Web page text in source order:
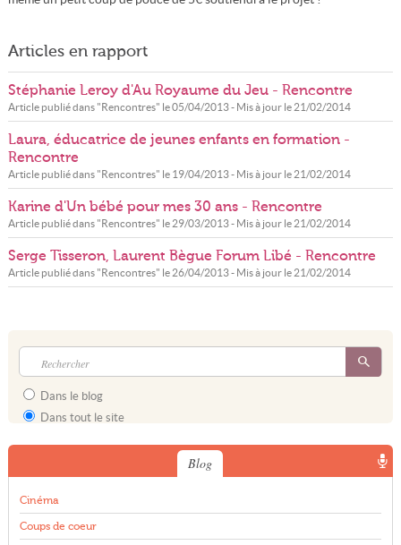
Articles en rapport
Stéphanie Leroy d'Au Royaume du Jeu - Rencontre
Article publié dans "Rencontres" le05/04/2013- Mis à jour le 21/02/2014
Laura, éducatrice de jeunes enfants en formation -
Rencontre
Article publié dans "Rencontres" le 19/04/2013- Mis à jour le 21/02/2014
Karine d'Un bébé pour mes 30 ans - Rencontre
Article publié dans "Rencontres" le 29/03/2013- Mis à jour le 21/02/2014
Serge Tisseron, Laurent Bègue Forum Libé - Rencontre
Article publié dans "Rencontres" le 26/04/2013- Mis à jour le 21/02/2014
Dans le blog
Dans tout le site
Blog
Cinéma
Coups de coeur